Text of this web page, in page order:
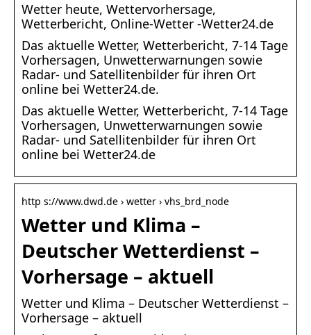
Wetter heute, Wettervorhersage,
Wetterbericht, Online-Wetter -Wetter24.de
Das aktuelle Wetter, Wetterbericht, 7-14 Tage
Vorhersagen, Unwetterwarnungen sowie
Radar- und Satellitenbilder für ihren Ort
online bei Wetter24.de.
Das aktuelle Wetter, Wetterbericht, 7-14 Tage
Vorhersagen, Unwetterwarnungen sowie
Radar- und Satellitenbilder für ihren Ort
online bei Wetter24.de
http s://www.dwd.de › wetter › vhs_brd_node
Wetter und Klima –
Deutscher Wetterdienst –
Vorhersage – aktuell
Wetter und Klima – Deutscher Wetterdienst –
Vorhersage – aktuell